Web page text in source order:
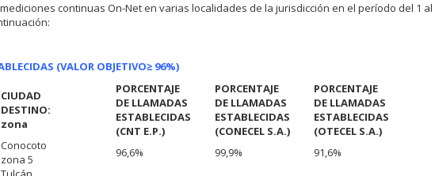
continuas On-Net en varias localidades de la jurisdicción en el período del 1 al
(VALOR OBJETIVO≥ 96%)
CIUDAD
DESTINO:
zona
PORCENTAJE
DE LLAMADAS
ESTABLECIDAS
(CNT E.P.)
PORCENTAJE
DE LLAMADAS
ESTABLECIDAS
(CONECEL S.A.)
PORCENTAJE
DE LLAMADAS
ESTABLECIDAS
(OTECEL S.A.)
Conocoto
zona 5
96,6% 99,9%
91,6%